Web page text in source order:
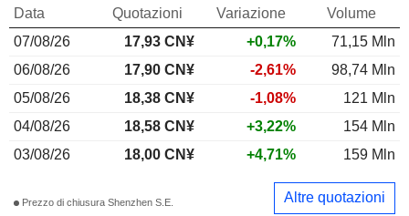
Data Quotazioni Variazione
Volume
07/08/26
17,93 CN¥ +0,17%
71,15 Mln
06/08/26
17,90 CN¥ -2,61%
98,74 Mln
05/08/26
18,38 CN¥ -1,08%
121 Mln
04/08/26
18,58 CN¥ +3,22%
154 Mln
03/08/26
18,00 CN¥ +4,71% 159 Mln
Prezzo di chiusura Shenzhen S.E. Altre quotazioni